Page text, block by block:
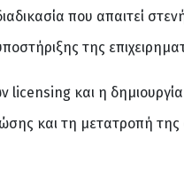
που απαιτεί
της
licensing και η
και τη μετατροπή της